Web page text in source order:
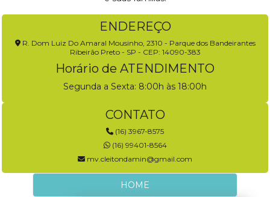
ENDEREÇO
R. Dom Luiz Do Amaral Mousinho, 2310 - Parque dos Bandeirantes
Ribeirão Preto - SP - CEP: 14090-383
Horário de ATENDIMENTO
Segunda a Sexta: 8:00h às 18:00h
CONTATO
(16) 3967-8575
(16) 99401-8564
mv.cleitondamin@gmail.com
HOME